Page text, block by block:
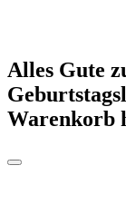
Alles Gute
Warenkorb